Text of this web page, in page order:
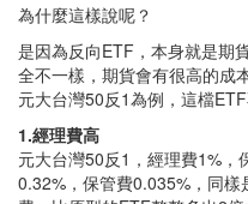
為什麼這樣說呢？
是因為反向ETF，本身就是期
全不一樣，期貨會有很高的成
元大台灣50反1為例，這檔
1.經理費高
元大台灣50反1，經理費1%
0.32%，保管費0.035%，同